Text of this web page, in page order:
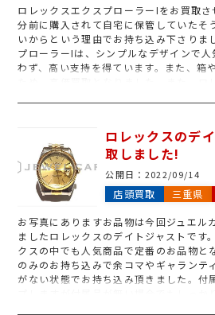
ロレックスエクスプローラーIをお買取
分前に購入されて自宅に保管していたそ
いからという理由でお持ち込み下さりま
プローラーIは、シンプルなデザインで
わず、高い支持を得ています。また、箱
ため、高価買取となりました。また、
買取させて頂いておりますので、風防
カフェイオンモール鈴鹿店にお持ち下さ
ロレックスのデ
取しました!
公開日： 2022/09/14
店頭買取 三重県
お写真にありますお品物は今回ジュエル
ましたロレックスのデイトジャストです
クスの中でも人気商品で定番のお品物と
のみのお持ち込みで余コマやギャランテ
がない状態でお持ち込み頂きました。付
プしますが付属品が無い場合でもしっ
けます。また古いもの・汚れがあるも